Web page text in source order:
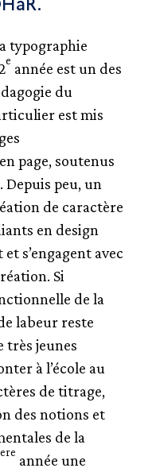
DU DESIGN
typographie
e année est un des
du
est mis
page, soutenus
peu, un
de caractère
en design
s’engagent avec
Si
de la
labeur reste
très jeunes
à l’école au
de titrage,
des notions et
de la
ere année une